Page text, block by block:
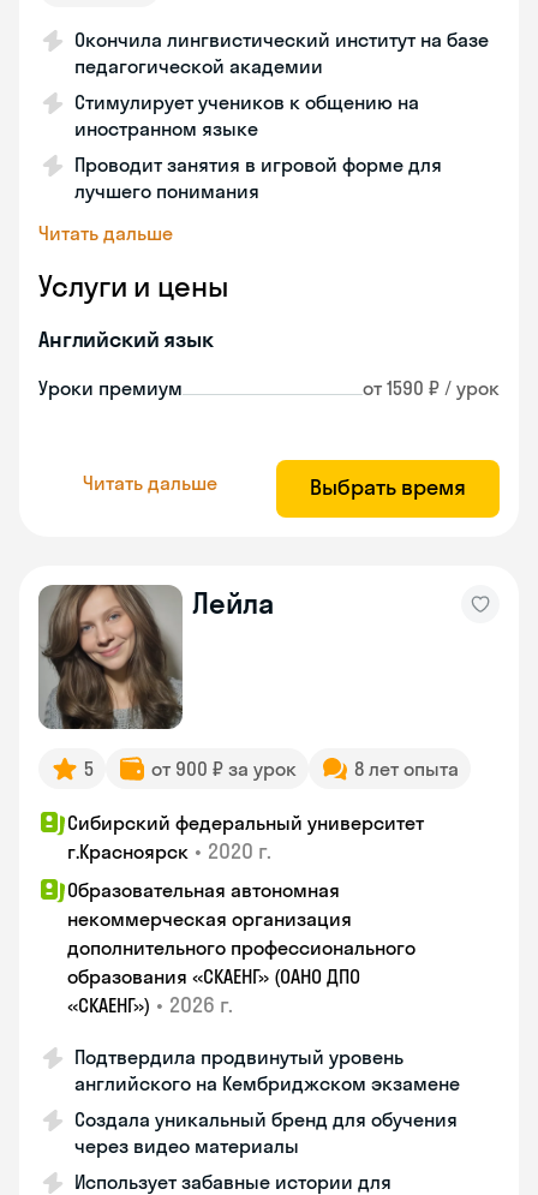
Окончила лингвистический институт на базе
педагогической академии
Стимулирует учеников к общению на
иностранном языке
Проводит занятия в игровой форме для
лучшего понимания
Читать дальше
Услуги и цены
Английский язык
Уроки премиум от 1590 ₽ / урок
Читать дальше Выбрать время
Лейла
5 от 900 ₽ за урок 8 лет опыта
Сибирский федеральный университет
г.Красноярск • 2020 г.
Образовательная автономная
некоммерческая организация
дополнительного профессионального
образования «СКАЕНГ» (ОАНО ДПО
«СКАЕНГ») • 2026 г.
Подтвердила продвинутый уровень
английского на Кембриджском экзамене
Создала уникальный бренд для обучения
через видео материалы
Использует забавные истории для